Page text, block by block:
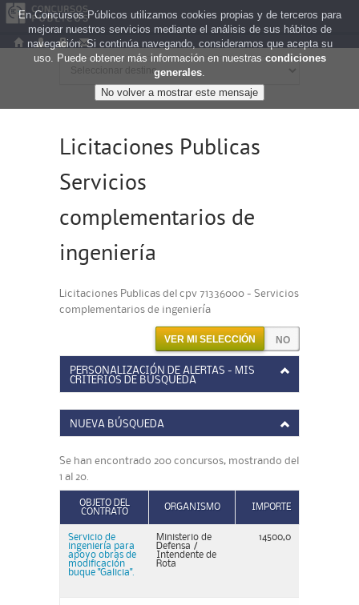
Licitaciones Publicas
Servicios
complementarios de
ingeniería
Licitaciones Publicas del cpv 71336000 - Servicios
complementarios de ingeniería
VER MI SELECCIÓN
PERSONALIZACIÓN DE ALERTAS - MIS
CRITERIOS DE BÚSQUEDA
NUEVA BÚSQUEDA
Se han encontrado 200 concursos, mostrando del
1 al 20.
OBJETO DEL
CONTRATO
ORGANISMO IMPORTE
Servicio de
ingeniería para
apoyo obras de
modificación
buque "Galicia".
Ministerio de
Defensa /
Intendente de
Rota
14500,0
En Concursos Públicos utilizamos cookies propias y de terceros para
mejorar nuestros servicios mediante el análisis de sus hábitos de
navegación. Si continúa navegando, consideramos que acepta su
uso. Puede obtener más información en nuestras condiciones
generales.